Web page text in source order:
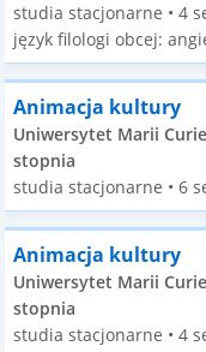
studia stacjonarne • 4
język filologi obcej:
Animacja kultury
Uniwersytet Marii
stopnia
studia stacjonarne • 6
Animacja kultury
Uniwersytet Marii
stopnia
studia stacjonarne • 4